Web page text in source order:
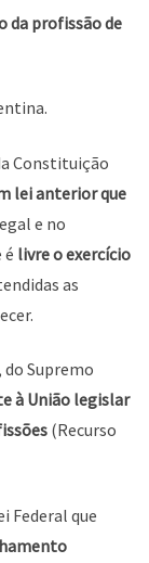
da profissão de
Constituição
lei anterior que
e no
é livre o exercício
as
Supremo
à União legislar
(Recurso
Federal que